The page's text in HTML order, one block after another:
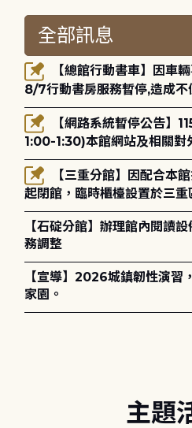
8/7行動書房服務暫停,造成不
1:00-1:30)本館網站及相關對
網路升級更新將暫停服務。
起閉館，臨時櫃檯設置於三重
造成不便，敬請見諒。
【石碇分館】辦理館內閱讀
務調整
【宣導】2026城鎮韌性演習
家園。
主題